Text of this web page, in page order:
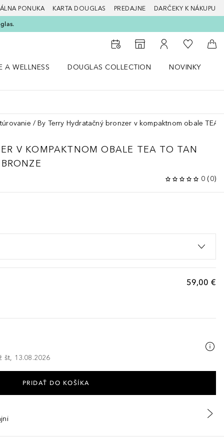
PONUKA KARTA DOUGLAS PREDAJNE DARČEKY K NÁKUPU
Do vyhľadávača predajní
Do môjho účtu
Do môjho
Do
A WELLNESS
DOUGLAS COLLECTION
NOVINKY
By Terry Hydratačný bronzer v kompaktnom obale TEA
V KOMPAKTNOM OBALE TEA TO TAN
0 (0)
59,00 €
št, 13.08.2026
PRIDAŤ DO KOŠÍKA